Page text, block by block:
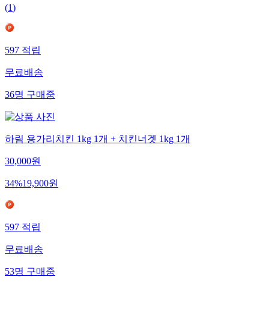
(1)
597적립
무료배송
36명구매중
하림 용가리치킨 1kg 1개 + 치킨너겟 1kg 1개
30,000원
34%19,900원
597적립
무료배송
53명구매중